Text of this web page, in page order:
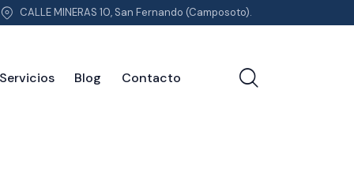
CALLE MINERAS 10, San Fernando (Camposoto).
Blog Contacto